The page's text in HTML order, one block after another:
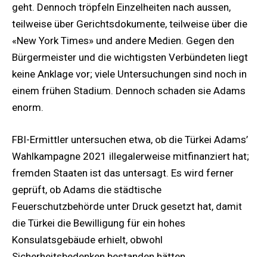
geht. Dennoch tröpfeln Einzelheiten nach aussen,
teilweise über Gerichtsdokumente, teilweise über die
«New York Times» und andere Medien. Gegen den
Bürgermeister und die wichtigsten Verbündeten liegt
keine Anklage vor; viele Untersuchungen sind noch in
einem frühen Stadium. Dennoch schaden sie Adams
enorm.
FBI-Ermittler untersuchen etwa, ob die Türkei Adams’
Wahlkampagne 2021 illegalerweise mitfinanziert hat;
fremden Staaten ist das untersagt. Es wird ferner
geprüft, ob Adams die städtische
Feuerschutzbehörde unter Druck gesetzt hat, damit
die Türkei die Bewilligung für ein hohes
Konsulatsgebäude erhielt, obwohl